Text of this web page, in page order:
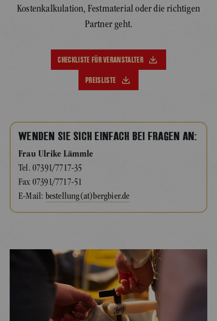
Kostenkalkulation, Festmaterial oder die richtigen
Partner geht.
CHECKLISTE FÜR VERANSTALTER
PREISLISTE
WENDEN SIE SICH EINFACH BEI FRAGEN AN:
Frau Ulrike Lämmle
Tel. 07391/7717-35
Fax 07391/7717-51
E-Mail: bestellung(at)bergbier.de